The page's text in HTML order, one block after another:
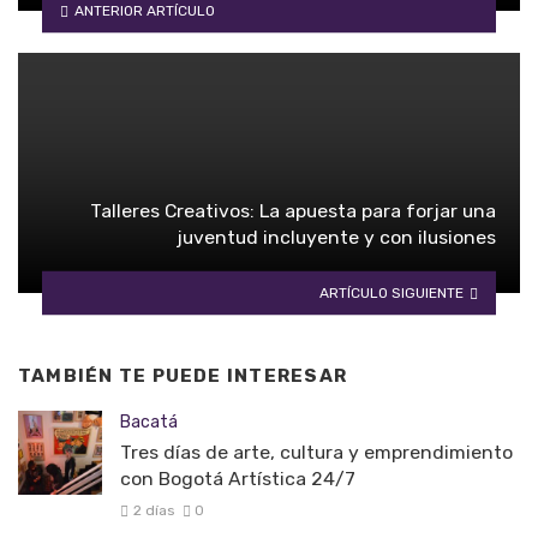
ANTERIOR ARTÍCULO
Talleres Creativos: La apuesta para forjar una
juventud incluyente y con ilusiones
ARTÍCULO SIGUIENTE
TAMBIÉN TE PUEDE INTERESAR
Bacatá
Tres días de arte, cultura y emprendimiento
con Bogotá Artística 24/7
2 días 0